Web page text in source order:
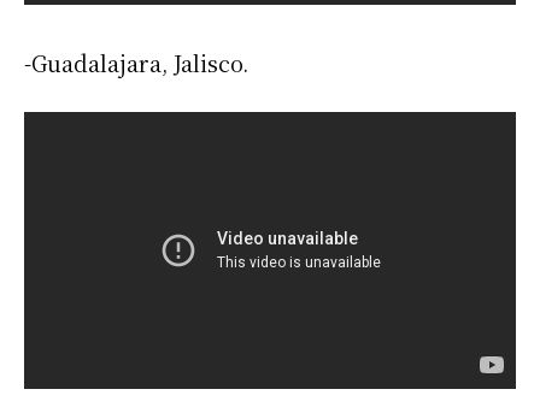
-Guadalajara, Jalisco.